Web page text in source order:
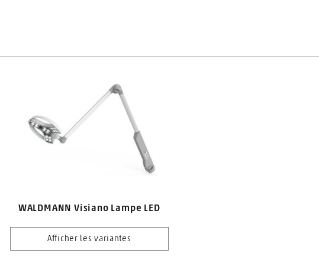
WALDMANN Visiano Lampe LED
Afficher les variantes